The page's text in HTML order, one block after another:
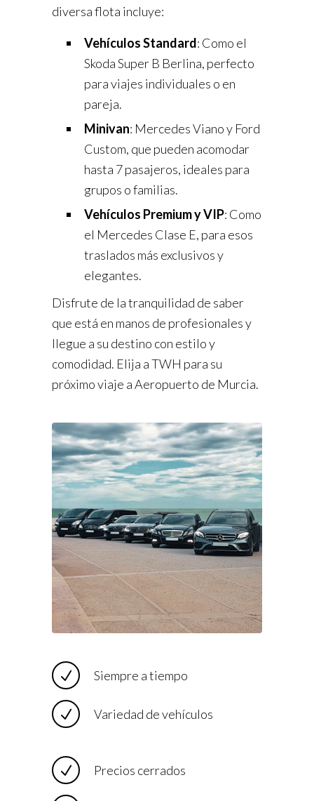
diversa flota incluye:
Vehículos Standard: Como el
Skoda Super B Berlina, perfecto
para viajes individuales o en
pareja.
Minivan: Mercedes Viano y Ford
Custom, que pueden acomodar
hasta 7 pasajeros, ideales para
grupos o familias.
Vehículos Premium y VIP: Como
el Mercedes Clase E, para esos
traslados más exclusivos y
elegantes.
Disfrute de la tranquilidad de saber
que está en manos de profesionales y
llegue a su destino con estilo y
comodidad. Elija a TWH para su
próximo viaje a Aeropuerto de Murcia.
Siempre a tiempo
Variedad de vehículos
Precios cerrados